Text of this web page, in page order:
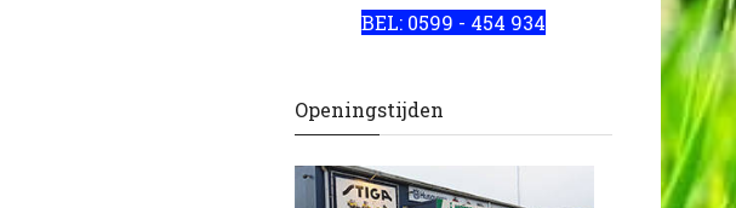
BEL: 0599 - 454 934
Openingstijden